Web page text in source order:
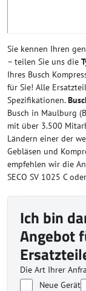
Sie kennen Ihren
– teilen Sie uns die
Ihres Busch
für Sie! Alle
Spezifikationen.
Busch in Maulburg
mit über 3.500
Ländern einer der
Gebläsen und
empfehlen wir die
SECO SV 1025 C
Ich bin
Angebot
Die Art Ihrer
Neue Gerät